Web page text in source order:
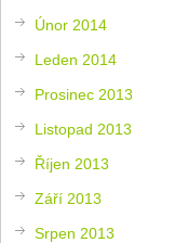
Únor 2014
Leden 2014
Prosinec 2013
Listopad 2013
Říjen 2013
Září 2013
Srpen 2013